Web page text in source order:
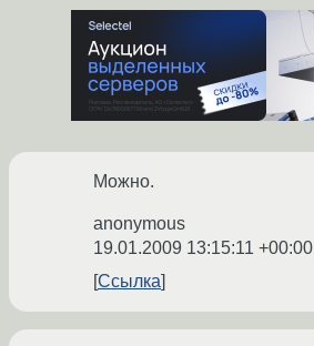
Можно.
anonymous
19.01.2009 13:15:11 +00:00
Ссылка